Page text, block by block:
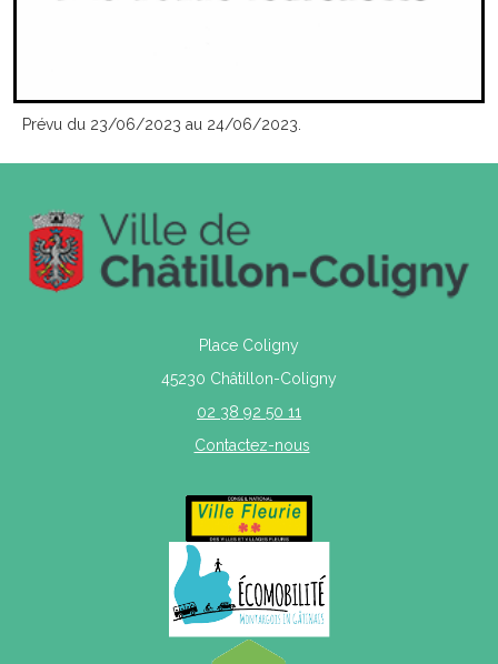
Prévu du 23/06/2023 au 24/06/2023.
Place Coligny
45230 Châtillon-Coligny
02 38 92 50 11
Contactez-nous